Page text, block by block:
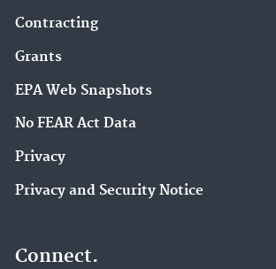
Contracting
Grants
EPA Web Snapshots
No FEAR Act Data
Privacy
Privacy and Security Notice
Connect.